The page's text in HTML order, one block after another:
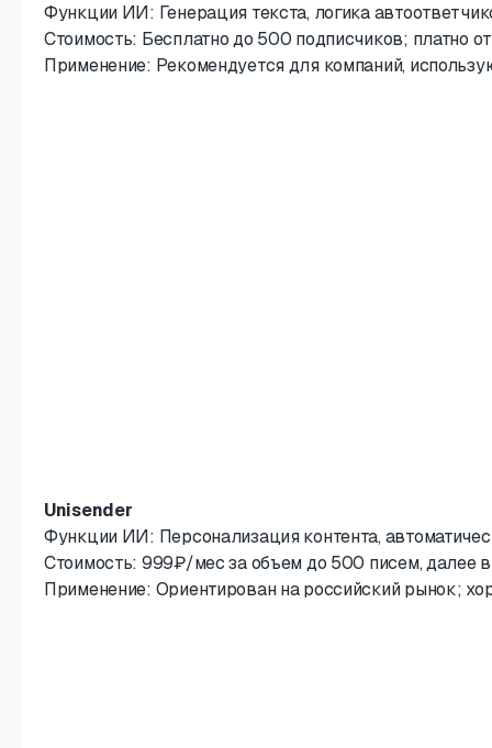
Функции ИИ: Генерация текста, логика
Стоимость: Бесплатно до 500 подписчиков; платно
Применение: Рекомендуется для компаний,
Unisender
Функции ИИ: Персонализация контента,
Стоимость: 999₽/мес за объем до 500 писем, далее
Применение: Ориентирован на российский рынок;